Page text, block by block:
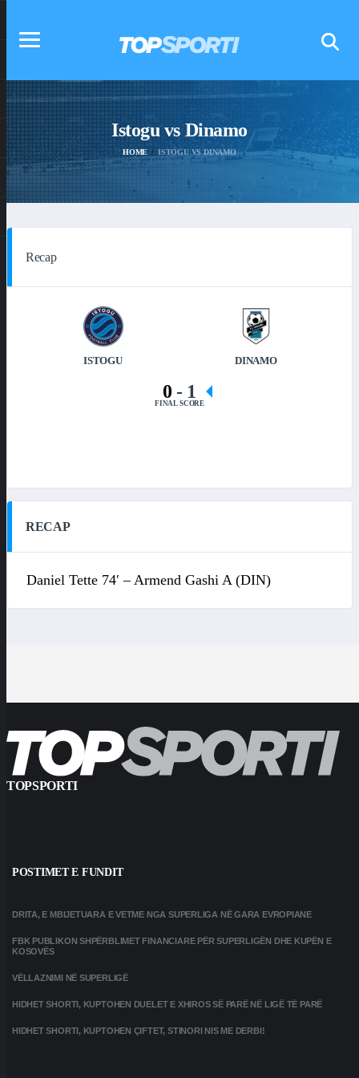
Istogu vs Dinamo
HOME ISTOGU VS DINAMO
Recap
ISTOGU DINAMO
0- 1
FINAL SCORE
RECAP
Daniel Tette 74′ – Armend Gashi A (DIN)
TOPSPORTI
POSTIMET E FUNDIT
DRITA, E MBIJETUARA E VETME NGA SUPERLIGA NË GARA EVROPIANE
FBK PUBLIKON SHPËRBLIMET FINANCIARE PËR SUPERLIGËN DHE KUPËN E
KOSOVËS
VËLLAZNIMI NË SUPERLIGË
HIDHET SHORTI, KUPTOHEN DUELET E XHIROS SË PARË NË LIGË TË PARË
HIDHET SHORTI, KUPTOHEN ÇIFTET, STINORI NIS ME DERBI!